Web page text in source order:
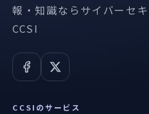
報・知識ならサイバーセ
CCSI
CCSIのサービス